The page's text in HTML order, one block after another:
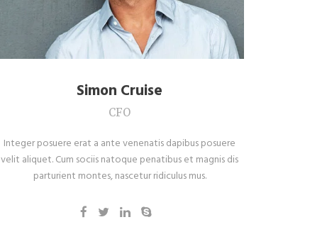
Simon Cruise
CFO
Integer posuere erat a ante venenatis dapibus posuere
velit aliquet. Cum sociis natoque penatibus et magnis dis
parturient montes, nascetur ridiculus mus.